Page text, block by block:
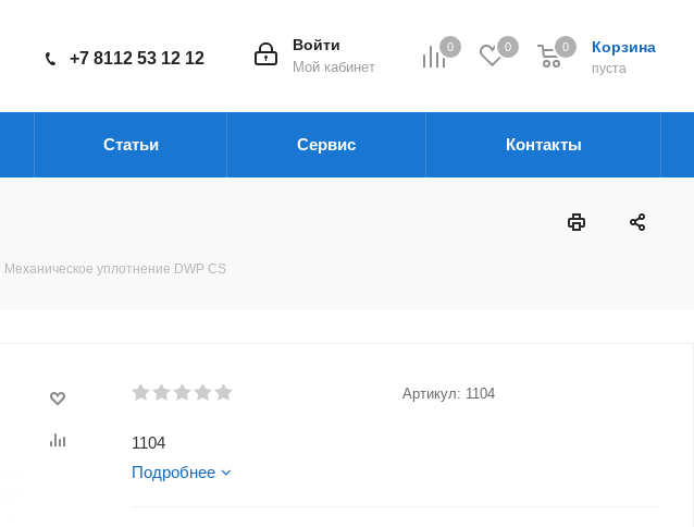
0 0 Корзина
пуста
0
Войти
Мой кабинет
+7 8112 53 12 12
Статьи Сервис Контакты
Механическое уплотнение DWP CS
Артикул: 1104
1104
Подробнее